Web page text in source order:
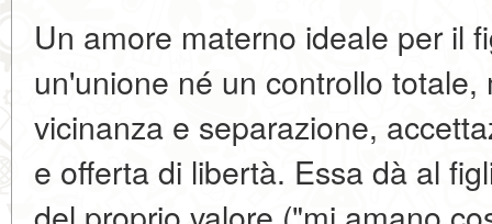
Un amore materno ideale per il
un'unione né un controllo
vicinanza e separazione,
e offerta di libertà. Essa dà al